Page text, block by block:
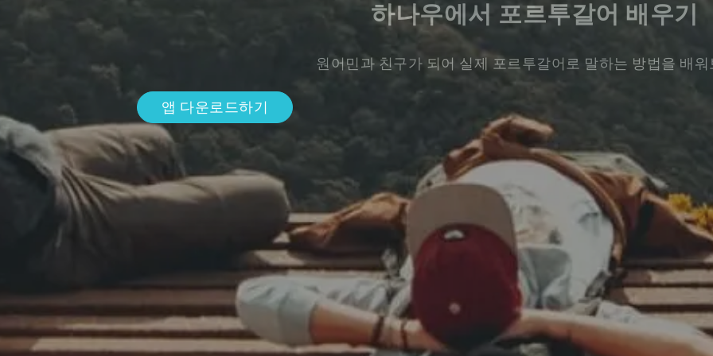
하나우에서 포르투갈어 배우기
원어민과 친구가 되어 실제 포르투갈어로 말하는 방법을 배
앱 다운로드하기